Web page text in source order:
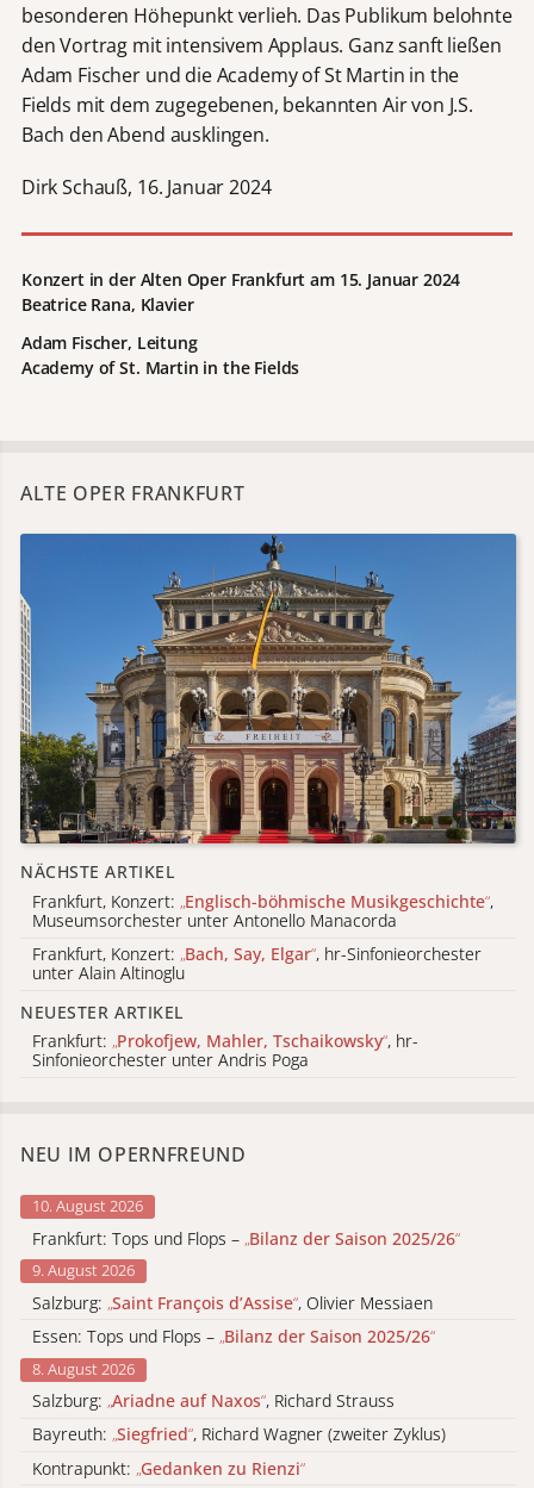
besonderen Höhepunkt verlieh. Das Publikum belohnte
den Vortrag mit intensivem Applaus. Ganz sanft ließen
Adam Fischer und die Academy of St Martin in the
Fields mit dem zugegebenen, bekannten Air von J.S.
Bach den Abend ausklingen.
Dirk Schauß, 16. Januar 2024
Konzert in der Alten Oper Frankfurt am 15. Januar 2024
Beatrice Rana, Klavier
Adam Fischer, Leitung
Academy of St. Martin in the Fields
ALTE OPER FRANKFURT
NÄCHSTE ARTIKEL
Frankfurt, Konzert: „Englisch-böhmische Musikgeschichte“,
Museumsorchester unter Antonello Manacorda
Frankfurt, Konzert: „Bach, Say, Elgar“, hr-Sinfonieorchester
unter Alain Altinoglu
NEUESTER ARTIKEL
Frankfurt: „Prokofjew, Mahler, Tschaikowsky“, hr-
Sinfonieorchester unter Andris Poga
NEU IM OPERNFREUND
10. August 2026
Frankfurt: Tops und Flops – „Bilanz der Saison 2025/26“
9. August 2026
Salzburg: „Saint François d’Assise“, Olivier Messiaen
Essen: Tops und Flops – „Bilanz der Saison 2025/26“
8. August 2026
Salzburg: „Ariadne auf Naxos“, Richard Strauss
Bayreuth: „Siegfried“, Richard Wagner (zweiter Zyklus)
Kontrapunkt: „Gedanken zu Rienzi“